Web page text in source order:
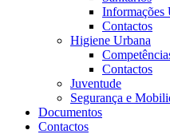
Informações
Contactos
Higiene Urbana
Contactos
Juventude
Segurança e
Documentos
Contactos